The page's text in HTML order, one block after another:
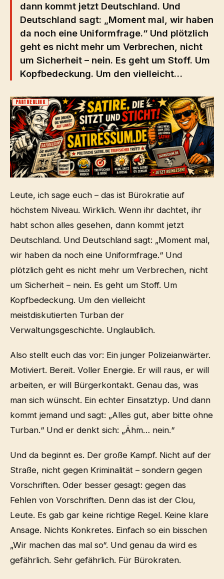
dann kommt jetzt Deutschland. Und
Deutschland sagt: „Moment mal, wir haben
da noch eine Uniformfrage.“ Und plötzlich
geht es nicht mehr um Verbrechen, nicht
um Sicherheit – nein. Es geht um Stoff. Um
Kopfbedeckung. Um den vielleicht…
PARTNERLINK
Leute, ich sage euch – das ist Bürokratie auf
höchstem Niveau. Wirklich. Wenn ihr dachtet, ihr
habt schon alles gesehen, dann kommt jetzt
Deutschland. Und Deutschland sagt: „Moment mal,
wir haben da noch eine Uniformfrage.“ Und
plötzlich geht es nicht mehr um Verbrechen, nicht
um Sicherheit – nein. Es geht um Stoff. Um
Kopfbedeckung. Um den vielleicht
meistdiskutierten Turban der
Verwaltungsgeschichte. Unglaublich.
Also stellt euch das vor: Ein junger Polizeianwärter.
Motiviert. Bereit. Voller Energie. Er will raus, er will
arbeiten, er will Bürgerkontakt. Genau das, was
man sich wünscht. Ein echter Einsatztyp. Und dann
kommt jemand und sagt: „Alles gut, aber bitte ohne
Turban.“ Und er denkt sich: „Ähm… nein.“
Und da beginnt es. Der große Kampf. Nicht auf der
Straße, nicht gegen Kriminalität – sondern gegen
Vorschriften. Oder besser gesagt: gegen das
Fehlen von Vorschriften. Denn das ist der Clou,
Leute. Es gab gar keine richtige Regel. Keine klare
Ansage. Nichts Konkretes. Einfach so ein bisschen
„Wir machen das mal so“. Und genau da wird es
gefährlich. Sehr gefährlich. Für Bürokraten.